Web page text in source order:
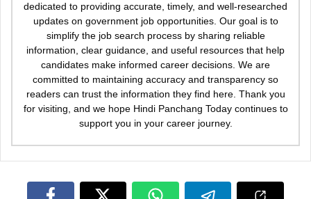
dedicated to providing accurate, timely, and well-researched
updates on government job opportunities. Our goal is to
simplify the job search process by sharing reliable
information, clear guidance, and useful resources that help
candidates make informed career decisions. We are
committed to maintaining accuracy and transparency so
readers can trust the information they find here. Thank you
for visiting, and we hope Hindi Panchang Today continues to
support you in your career journey.